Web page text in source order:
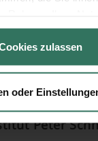
zulassen
oder
11
Peter